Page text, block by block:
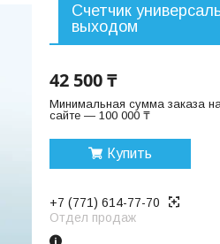
Счетчик
выходом
42 500 ₸
Минимальная сумма заказа на
сайте — 100 000 ₸
Купить
+7 (771) 614-77-70
Отдел продаж